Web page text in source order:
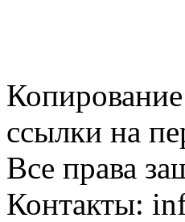
ссылки на
Все права
Контакты: